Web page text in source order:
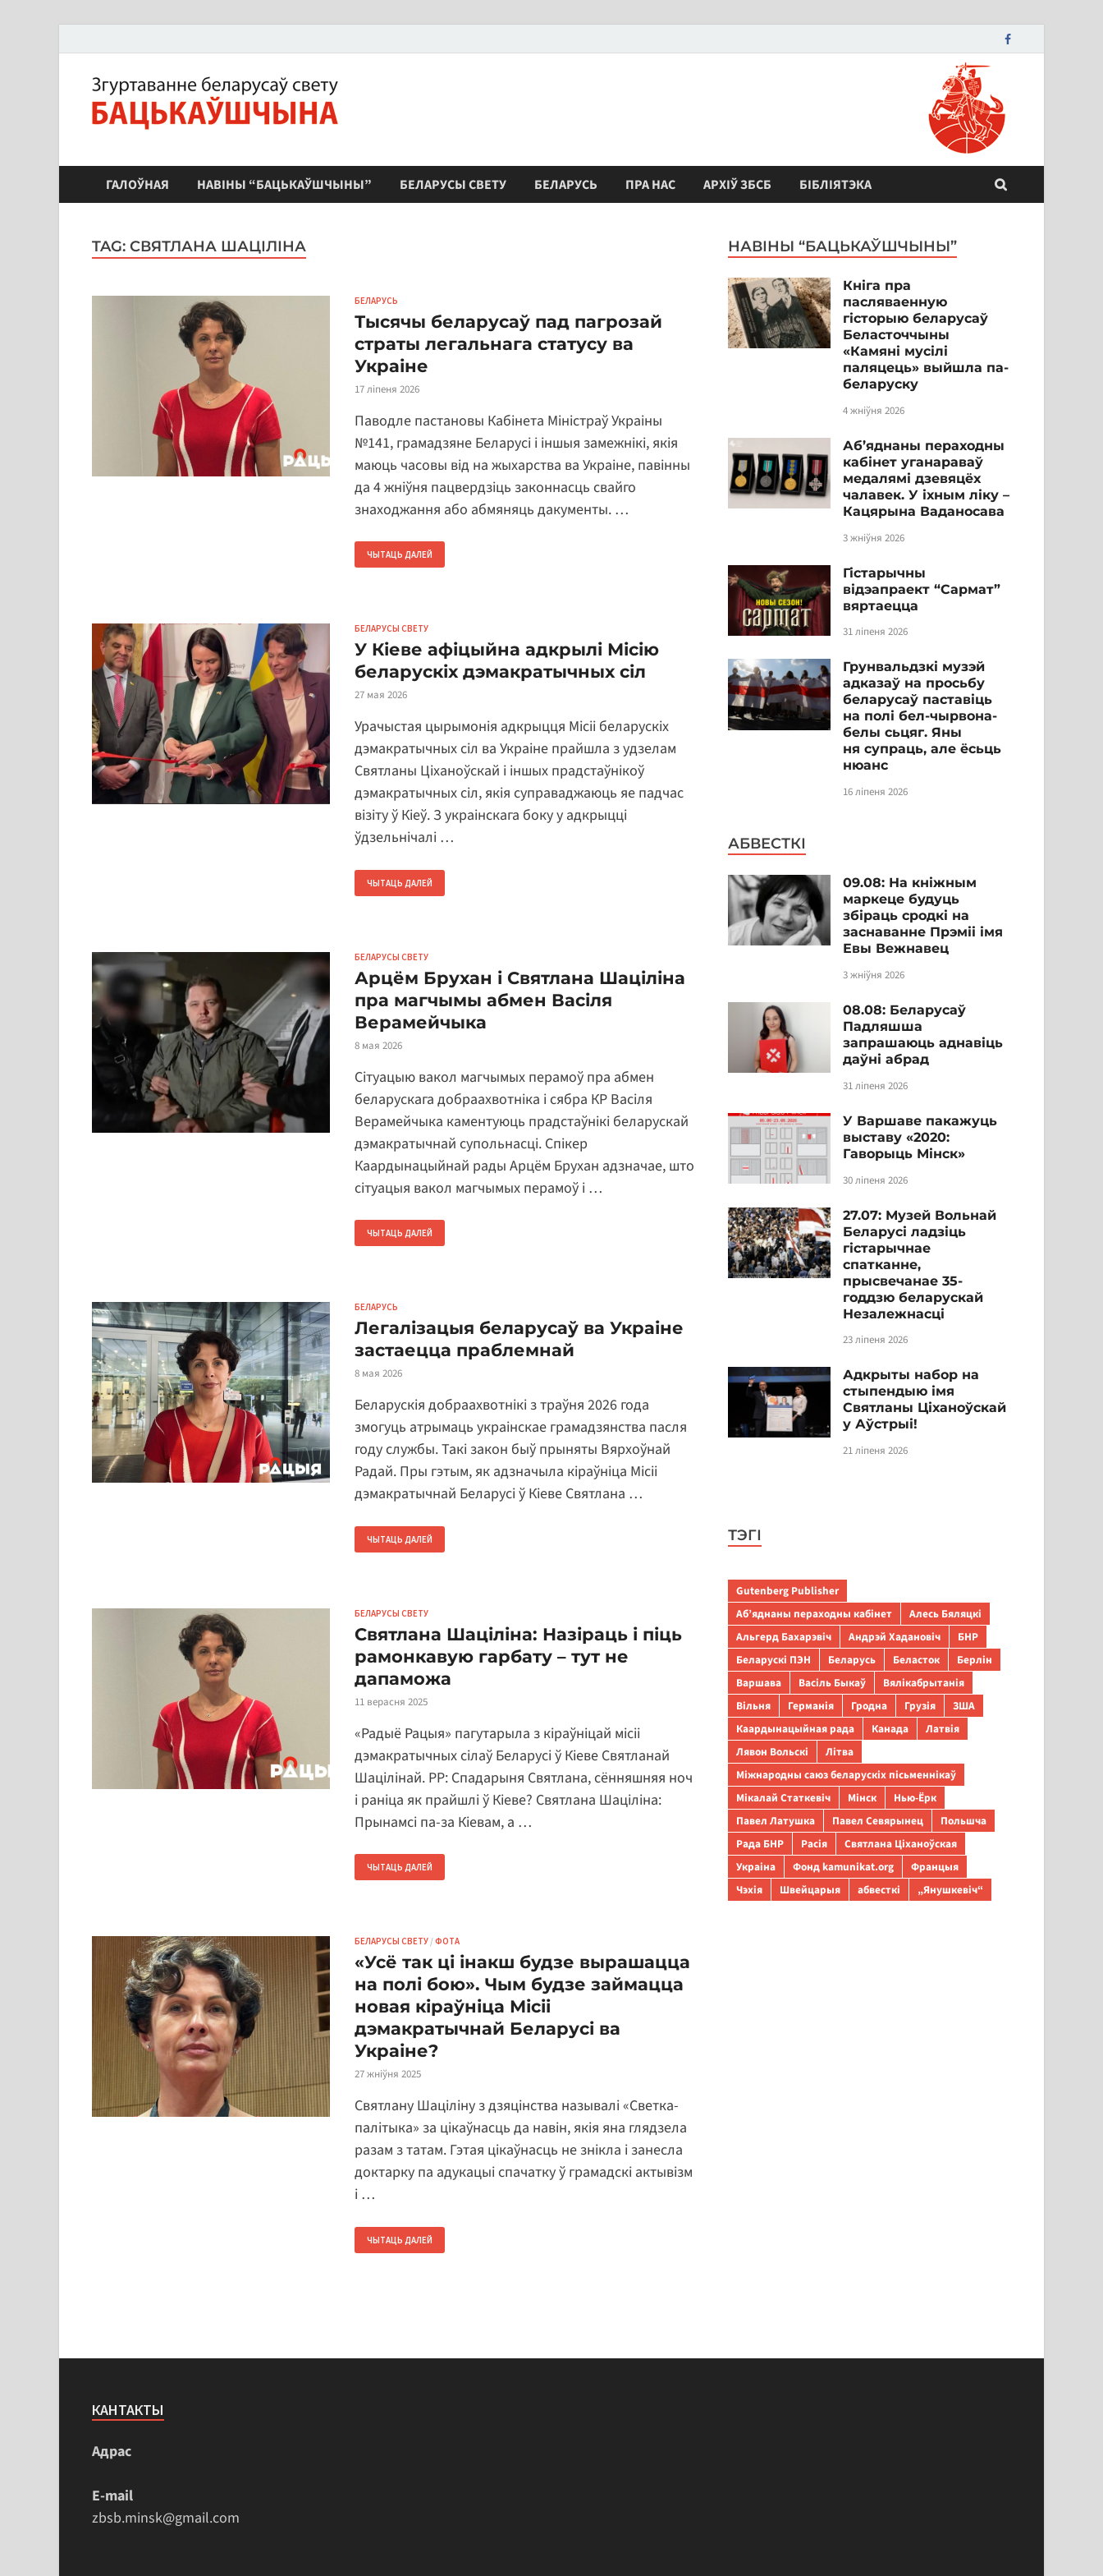
ЗБС "Бацькаўшчына"
ГАЛОЎНАЯ НАВІНЫ “БАЦЬКАЎШЧЫНЫ” БЕЛАРУСЫ СВЕТУ БЕЛАРУСЬ ПРА НАС АРХІЎ ЗБСБ БІБЛІЯТЭКА
TAG: СВЯТЛАНА ШАЦІЛІНА
БЕЛАРУСЬ
Тысячы беларусаў пад пагрозай
страты легальнага статусу ва
Украіне
17 ліпеня 2026
Паводле пастановы Кабінета Міністраў Украіны
№141, грамадзяне Беларусі і іншыя замежнікі, якія
маюць часовы від на жыхарства ва Украіне, павінны
да 4 жніўня пацвердзіць законнасць свайго
знаходжання або абмяняць дакументы. …
ЧЫТАЦЬ ДАЛЕЙ
БЕЛАРУСЫ СВЕТУ
У Кіеве афіцыйна адкрылі Місію
беларускіх дэмакратычных сіл
27 мая 2026
Урачыстая цырымонія адкрыцця Місіі беларускіх
дэмакратычных сіл ва Украіне прайшла з удзелам
Святланы Ціханоўскай і іншых прадстаўнікоў
дэмакратычных сіл, якія суправаджаюць яе падчас
візіту ў Кіеў. З украінскага боку у адкрыцці
ўдзельнічалі …
ЧЫТАЦЬ ДАЛЕЙ
БЕЛАРУСЫ СВЕТУ
Арцём Брухан і Святлана Шаціліна
пра магчымы абмен Васіля
Верамейчыка
8 мая 2026
Сітуацыю вакол магчымых перамоў пра абмен
беларускага добраахвотніка і сябра КР Васіля
Верамейчыка каментуюць прадстаўнікі беларускай
дэмакратычнай супольнасці. Спікер
Каардынацыйнай рады Арцём Брухан адзначае, што
сітуацыя вакол магчымых перамоў і …
ЧЫТАЦЬ ДАЛЕЙ
БЕЛАРУСЬ
Легалізацыя беларусаў ва Украіне
застаецца праблемнай
8 мая 2026
Беларускія добраахвотнікі з траўня 2026 года
змогуць атрымаць украінскае грамадзянства пасля
году службы. Такі закон быў прыняты Вярхоўнай
Радай. Пры гэтым, як адзначыла кіраўніца Місіі
дэмакратычнай Беларусі ў Кіеве Святлана …
ЧЫТАЦЬ ДАЛЕЙ
БЕЛАРУСЫ СВЕТУ
Святлана Шаціліна: Назіраць і піць
рамонкавую гарбату – тут не
дапаможа
11 верасня 2025
«Радыё Рацыя» пагутарыла з кіраўніцай місіі
дэмакратычных сілаў Беларусі ў Кіеве Святланай
Шацілінай. РР: Спадарыня Святлана, сённяшняя ноч
і раніца як прайшлі ў Кіеве? Святлана Шаціліна:
Прынамсі па-за Кіевам, а …
ЧЫТАЦЬ ДАЛЕЙ
БЕЛАРУСЫ СВЕТУ /ФОТА
«Усё так ці інакш будзе вырашацца
на полі бою». Чым будзе займацца
новая кіраўніца Місіі
дэмакратычнай Беларусі ва
Украіне?
27 жніўня 2025
Святлану Шаціліну з дзяцінства называлі «Светка-
палітыка» за цікаўнасць да навін, якія яна глядзела
разам з татам. Гэтая цікаўнасць не знікла і занесла
доктарку па адукацыі спачатку ў грамадскі актывізм
і …
ЧЫТАЦЬ ДАЛЕЙ
НАВІНЫ “БАЦЬКАЎШЧЫНЫ”
Кніга пра
пасляваенную
гісторыю беларусаў
Беласточчыны
«Камяні мусілі
паляцець» выйшла па-
беларуску
4 жніўня 2026
Аб’яднаны пераходны
кабінет уганараваў
медалямі дзевяцёх
чалавек. У іхным ліку –
Кацярына Ваданосава
3 жніўня 2026
Гістарычны
відэапраект “Сармат”
вяртаецца
31 ліпеня 2026
Грунвальдзкі музэй
адказаў на просьбу
беларусаў паставіць
на полі бел-чырвона-
белы сьцяг. Яны
ня супраць, але ёсьць
нюанс
16 ліпеня 2026
АБВЕСТКІ
09.08: На кніжным
маркеце будуць
збіраць сродкі на
заснаванне Прэміі імя
Евы Вежнавец
3 жніўня 2026
08.08: Беларусаў
Падляшша
запрашаюць аднавіць
даўні абрад
31 ліпеня 2026
У Варшаве пакажуць
выставу «2020:
Гаворыць Мінск»
30 ліпеня 2026
27.07: Музей Вольнай
Беларусі ладзіць
гістарычнае
спатканне,
прысвечанае 35-
годдзю беларускай
Незалежнасці
23 ліпеня 2026
Адкрыты набор на
стыпендыю імя
Святланы Ціханоўскай
у Аўстрыі!
21 ліпеня 2026
ТЭГІ
Gutenberg Publisher
Аб’яднаны пераходны кабінет
Алесь Бяляцкі
Альгерд Бахарэвіч
Андрэй Хадановіч
БНР
Беларускі ПЭН
Беларусь Беласток
Берлін
Варшава
Васіль Быкаў
Вялікабрытанія
Вільня
Германія Гродна Грузія
ЗША
Каардынацыйная рада
Канада
Латвія
Лявон Вольскі
Літва
Міжнародны саюз беларускіх пісьменнікаў
Мікалай Статкевіч
Мінск
Нью-Ёрк
Павел Латушка
Павел Севярынец
Польшча
Рада БНР
Расія
Святлана Ціханоўская
Украіна
Фонд kamunikat.org
Францыя
Чэхія
Швейцарыя абвесткі „Янушкевіч“
КАНТАКТЫ
Адрас
E-mail
zbsb.minsk@gmail.com